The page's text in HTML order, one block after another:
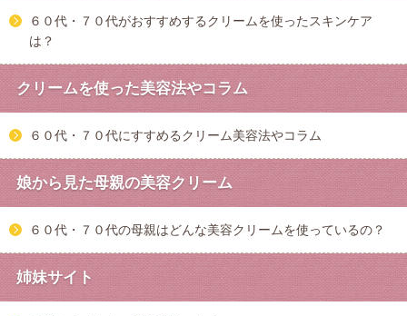
６０代・７０代がおすすめするクリームを使ったスキンケア
は？
クリームを使った美容法やコラム
６０代・７０代にすすめるクリーム美容法やコラム
娘から見た母親の美容クリーム
６０代・７０代の母親はどんな美容クリームを使っているの？
姉妹サイト